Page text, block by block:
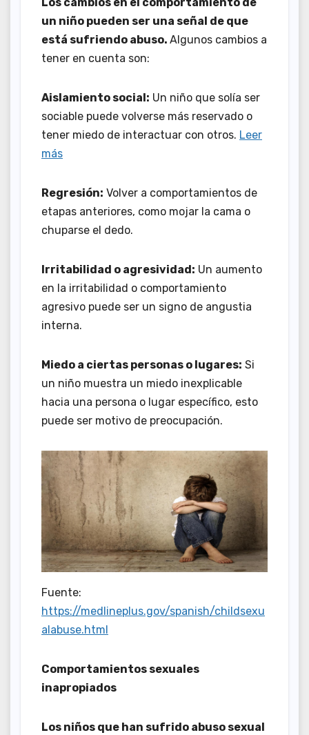
Los cambios en el comportamiento de
un niño pueden ser una señal de que
está sufriendo abuso. Algunos cambios a
tener en cuenta son:
Aislamiento social: Un niño que solía ser
sociable puede volverse más reservado o
tener miedo de interactuar con otros. Leer
más
Regresión: Volver a comportamientos de
etapas anteriores, como mojar la cama o
chuparse el dedo.
Irritabilidad o agresividad: Un aumento
en la irritabilidad o comportamiento
agresivo puede ser un signo de angustia
interna.
Miedo a ciertas personas o lugares: Si
un niño muestra un miedo inexplicable
hacia una persona o lugar específico, esto
puede ser motivo de preocupación.
Fuente:
https://medlineplus.gov/spanish/childsexu
alabuse.html
Comportamientos sexuales
inapropiados
Los niños que han sufrido abuso sexual